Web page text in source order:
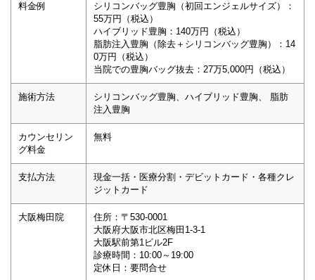
料金例
シリコンバッグ豊胸（初回エンジェルサイズ）：
55万円（税込）
ハイブリッド豊胸：140万円（税込）
脂肪注入豊胸（除去＋シリコンバッグ豊胸）：14
0万円（税込）
当院での豊胸バッグ抜去：27万5,000円（税込）
施術方法
シリコンバッグ豊胸、ハイブリッド豊胸、 脂肪
注入豊胸
カウンセリン
グ料金
無料
支払方法
現金一括・医療分割・デビットカード・各種クレ
ジットカード
大阪梅田院
住所：〒530-0001
大阪府大阪市北区梅田1-3-1
大阪駅前第1ビル2F
診療時間：10:00～19:00
定休日：要問合せ